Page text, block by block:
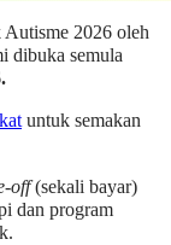
Autisme 2026 oleh
dibuka semula
untuk semakan
off(sekali bayar)
dan program